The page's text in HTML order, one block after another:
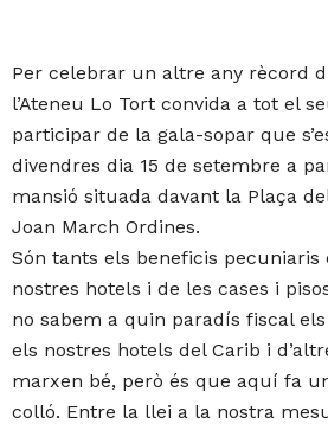
Per celebrar un altre any rècord
l’Ateneu Lo Tort convida a tot el
participar de la gala-sopar que
divendres dia 15 de setembre a
mansió situada davant la Plaça
Joan March Ordines.
Són tants els beneficis
nostres hotels i de les cases i
no sabem a quin paradís fiscal
els nostres hotels del Carib i
marxen bé, però és que aquí fa
colló. Entre la llei a la nostra